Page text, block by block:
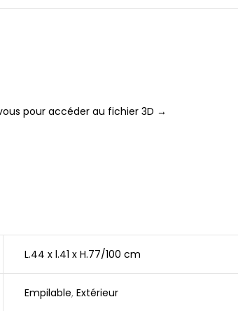
pour accéder au fichier 3D →
L.44 x l.41 x H.77/100 cm
Empilable, Extérieur